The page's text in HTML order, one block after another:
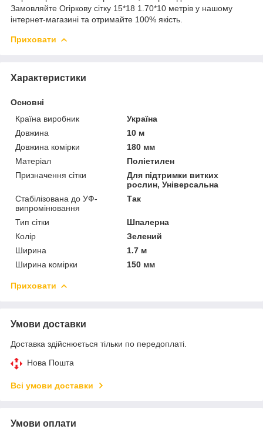
Замовляйте Огіркову сітку 15*18 1.70*10 метрів у нашому
інтернет-магазині та отримайте 100% якість.
Приховати
Характеристики
Основні
Країна виробник
Україна
Довжина
10 м
Довжина комірки
180 мм
Матеріал
Поліетилен
Призначення сітки
Для підтримки витких
рослин, Універсальна
Стабілізована до УФ-
випромінювання
Так
Тип сітки
Шпалерна
Колір
Зелений
Ширина
1.7 м
Ширина комірки
150 мм
Приховати
Умови доставки
Доставка здійснюється тільки по передоплаті.
Нова Пошта
Всі умови доставки
Умови оплати